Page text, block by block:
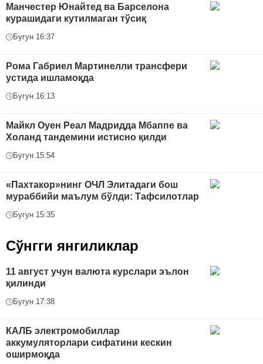
Манчестер Юнайтед ва Барселона
курашидаги кутилмаган тўсиқ
Бугун 16:37
Рома Габриел Мартинелли трансфери
устида ишламоқда
Бугун 16:13
Майкл Оуен Реал Мадридда Мбаппе ва
Холанд тандемини истисно қилди
Бугун 15:54
«Пахтакор»нинг ОЧЛ Элитадаги бош
мураббийи маълум бўлди: Тафсилотлар
Бугун 15:35
Сўнгги янгиликлар
11 август учун валюта курслари эълон
қилинди
Бугун 17:38
КАЛБ электромобиллар
аккумуляторлари сифатини кескин
оширмоқда